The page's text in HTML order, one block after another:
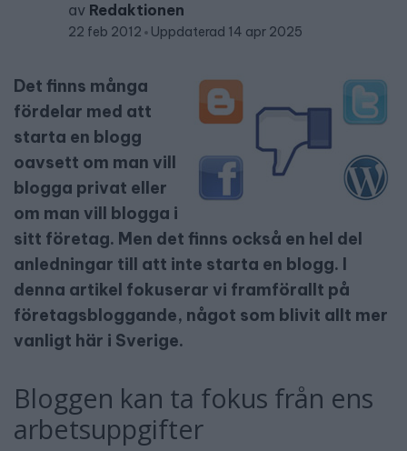
av Redaktionen
22 feb 2012 Uppdaterad 14 apr 2025
Det finns många
fördelar med att
starta en blogg
oavsett om man vill
blogga privat eller
om man vill blogga i
sitt företag. Men det finns också en hel del
anledningar till att inte starta en blogg. I
denna artikel fokuserar vi framförallt på
företagsbloggande, något som blivit allt mer
vanligt här i Sverige.
Bloggen kan ta fokus från ens
arbetsuppgifter